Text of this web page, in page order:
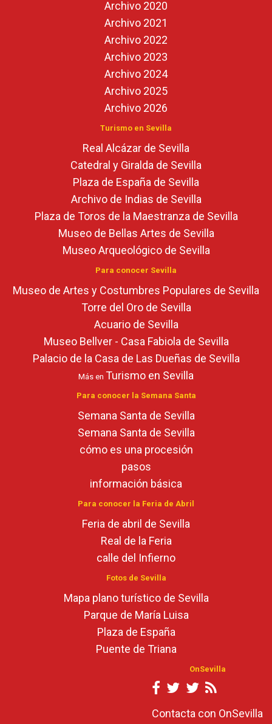
Archivo 2020
Archivo 2021
Archivo 2022
Archivo 2023
Archivo 2024
Archivo 2025
Archivo 2026
Turismo en Sevilla
Real Alcázar de Sevilla
Catedral y Giralda de Sevilla
Plaza de España de Sevilla
Archivo de Indias de Sevilla
Plaza de Toros de la Maestranza de Sevilla
Museo de Bellas Artes de Sevilla
Museo Arqueológico de Sevilla
Para conocer Sevilla
Museo de Artes y Costumbres Populares de Sevilla
Torre del Oro de Sevilla
Acuario de Sevilla
Museo Bellver - Casa Fabiola de Sevilla
Palacio de la Casa de Las Dueñas de Sevilla
Más en Turismo en Sevilla
Para conocer la Semana Santa
Semana Santa de Sevilla
Semana Santa de Sevilla
cómo es una procesión
pasos
información básica
Para conocer la Feria de Abril
Feria de abril de Sevilla
Real de la Feria
calle del Infierno
Fotos de Sevilla
Mapa plano turístico de Sevilla
Parque de María Luisa
Plaza de España
Puente de Triana
OnSevilla
Contacta con OnSevilla